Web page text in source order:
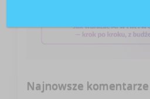
Najnowsze komentarze